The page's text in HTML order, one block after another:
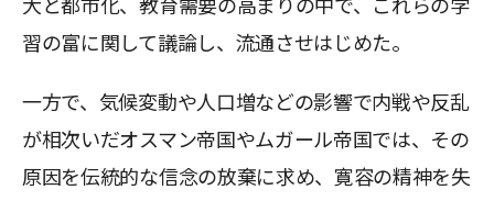
大と都市化、教育需要の高まりの中で、これらの学
習の富に関して議論し、流通させはじめた。
一方で、気候変動や人口増などの影響で内戦や反乱
が相次いだオスマン帝国やムガール帝国では、その
原因を伝統的な信念の放棄に求め、寛容の精神を失